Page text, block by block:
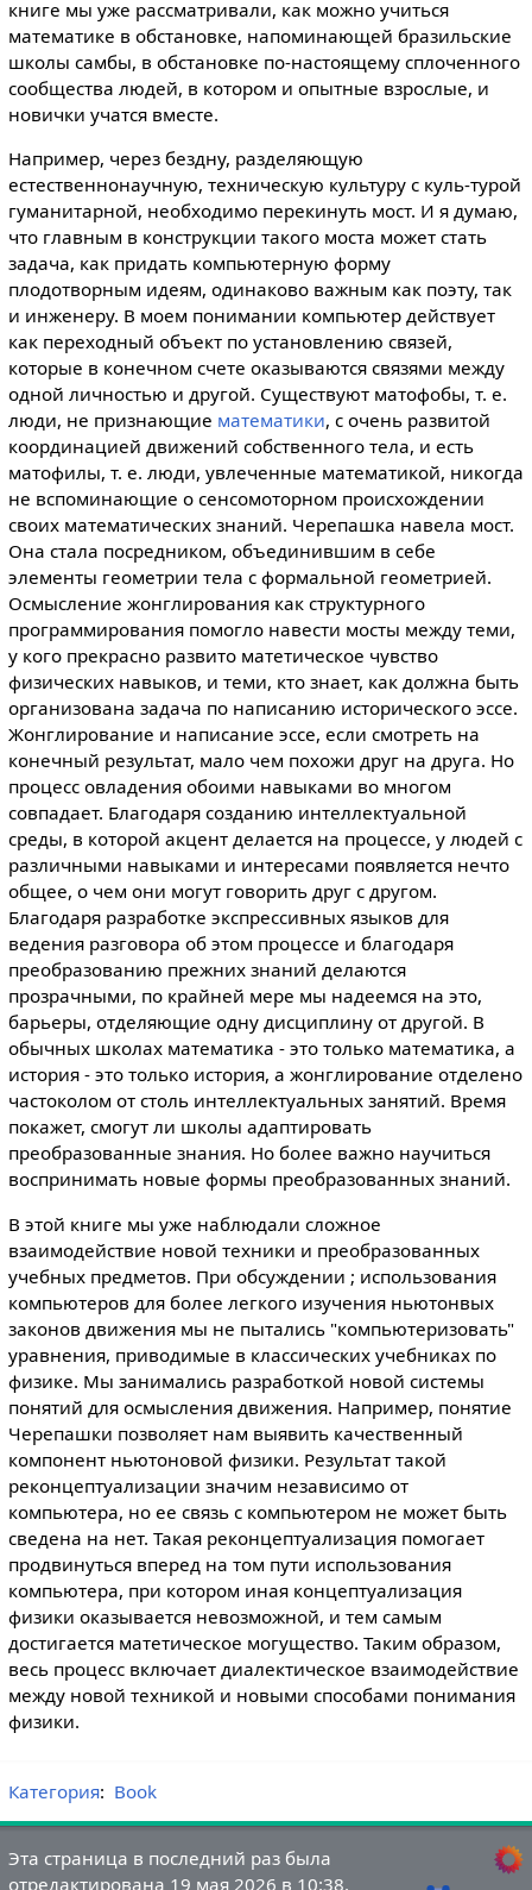
книге мы уже рассматривали, как можно учиться
математике в обстановке, напоминающей бразильские
школы самбы, в обстановке по-настоящему сплоченного
сообщества людей, в котором и опытные взрослые, и
новички учатся вместе.
Например, через бездну, разделяющую
естественнонаучную, техническую культуру с куль-турой
гуманитарной, необходимо перекинуть мост. И я думаю,
что главным в конструкции такого моста может стать
задача, как придать компьютерную форму
плодотворным идеям, одинаково важным как поэту, так
и инженеру. В моем понимании компьютер действует
как переходный объект по установлению связей,
которые в конечном счете оказываются связями между
одной личностью и другой. Существуют матофобы, т. е.
люди, не признающие математики, с очень развитой
координацией движений собственного тела, и есть
матофилы, т. е. люди, увлеченные математикой, никогда
не вспоминающие о сенсомоторном происхождении
своих математических знаний. Черепашка навела мост.
Она стала посредником, объединившим в себе
элементы геометрии тела с формальной геометрией.
Осмысление жонглирования как структурного
программирования помогло навести мосты между теми,
у кого прекрасно развито матетическое чувство
физических навыков, и теми, кто знает, как должна быть
организована задача по написанию исторического эссе.
Жонглирование и написание эссе, если смотреть на
конечный результат, мало чем похожи друг на друга. Но
процесс овладения обоими навыками во многом
совпадает. Благодаря созданию интеллектуальной
среды, в которой акцент делается на процессе, у людей с
различными навыками и интересами появляется нечто
общее, о чем они могут говорить друг с другом.
Благодаря разработке экспрессивных языков для
ведения разговора об этом процессе и благодаря
преобразованию прежних знаний делаются
прозрачными, по крайней мере мы надеемся на это,
барьеры, отделяющие одну дисциплину от другой. В
обычных школах математика - это только математика, а
история - это только история, а жонглирование отделено
частоколом от столь интеллектуальных занятий. Время
покажет, смогут ли школы адаптировать
преобразованные знания. Но более важно научиться
воспринимать новые формы преобразованных знаний.
В этой книге мы уже наблюдали сложное
взаимодействие новой техники и преобразованных
учебных предметов. При обсуждении ; использования
компьютеров для более легкого изучения ньютонвых
законов движения мы не пытались "компьютеризовать"
уравнения, приводимые в классических учебниках по
физике. Мы занимались разработкой новой системы
понятий для осмысления движения. Например, понятие
Черепашки позволяет нам выявить качественный
компонент ньютоновой физики. Результат такой
реконцептуализации значим независимо от
компьютера, но ее связь с компьютером не может быть
сведена на нет. Такая реконцептуализация помогает
продвинуться вперед на том пути использования
компьютера, при котором иная концептуализация
физики оказывается невозможной, и тем самым
достигается матетическое могущество. Таким образом,
весь процесс включает диалектическое взаимодействие
между новой техникой и новыми способами понимания
физики.
Категория: Book
Эта страница в последний раз была
отредактирована 19 мая 2026 в 10:38.